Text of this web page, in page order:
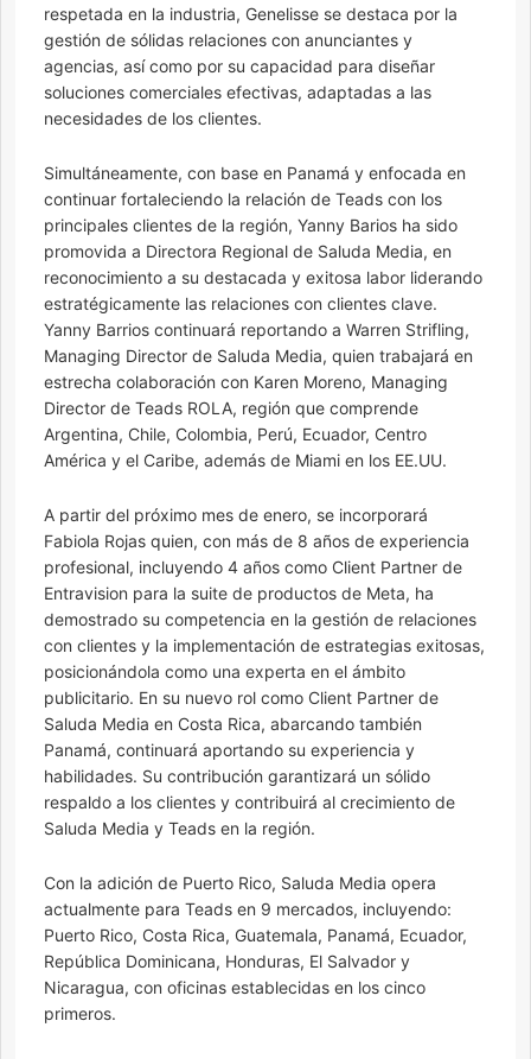
respetada en la industria, Genelisse se destaca por la
gestión de sólidas relaciones con anunciantes y
agencias, así como por su capacidad para diseñar
soluciones comerciales efectivas, adaptadas a las
necesidades de los clientes.
Simultáneamente, con base en Panamá y enfocada en
continuar fortaleciendo la relación de Teads con los
principales clientes de la región, Yanny Barios ha sido
promovida a Directora Regional de Saluda Media, en
reconocimiento a su destacada y exitosa labor liderando
estratégicamente las relaciones con clientes clave.
Yanny Barrios continuará reportando a Warren Strifling,
Managing Director de Saluda Media, quien trabajará en
estrecha colaboración con Karen Moreno, Managing
Director de Teads ROLA, región que comprende
Argentina, Chile, Colombia, Perú, Ecuador, Centro
América y el Caribe, además de Miami en los EE.UU.
A partir del próximo mes de enero, se incorporará
Fabiola Rojas quien, con más de 8 años de experiencia
profesional, incluyendo 4 años como Client Partner de
Entravision para la suite de productos de Meta, ha
demostrado su competencia en la gestión de relaciones
con clientes y la implementación de estrategias exitosas,
posicionándola como una experta en el ámbito
publicitario. En su nuevo rol como Client Partner de
Saluda Media en Costa Rica, abarcando también
Panamá, continuará aportando su experiencia y
habilidades. Su contribución garantizará un sólido
respaldo a los clientes y contribuirá al crecimiento de
Saluda Media y Teads en la región.
Con la adición de Puerto Rico, Saluda Media opera
actualmente para Teads en 9 mercados, incluyendo:
Puerto Rico, Costa Rica, Guatemala, Panamá, Ecuador,
República Dominicana, Honduras, El Salvador y
Nicaragua, con oficinas establecidas en los cinco
primeros.